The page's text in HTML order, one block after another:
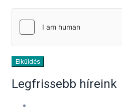
Elküldés
Legfrissebb híreink